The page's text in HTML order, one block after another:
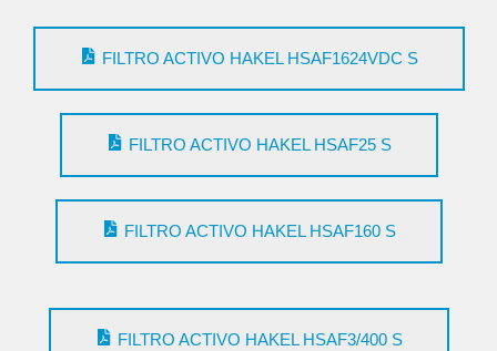
FILTRO ACTIVO HAKEL HSAF1624VDC S
FILTRO ACTIVO HAKEL HSAF25 S
FILTRO ACTIVO HAKEL HSAF160 S
FILTRO ACTIVO HAKEL HSAF3/400 S